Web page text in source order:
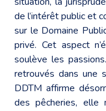
de l’intérêt public et
sur le Domaine
privé. Cet aspect
soulève les
retrouvés dans une
DDTM affirme
des pêcheries, elle